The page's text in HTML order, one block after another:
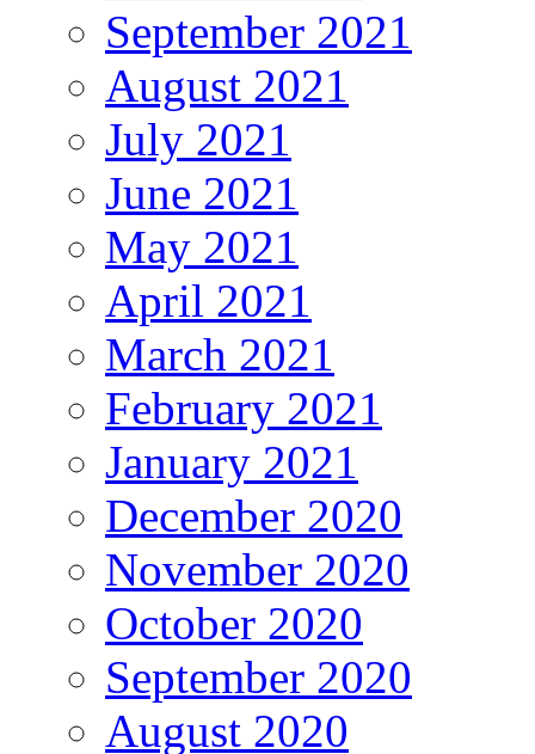
September 2021
August 2021
July 2021
June 2021
May 2021
April 2021
March 2021
February 2021
January 2021
December 2020
November 2020
October 2020
September 2020
August 2020